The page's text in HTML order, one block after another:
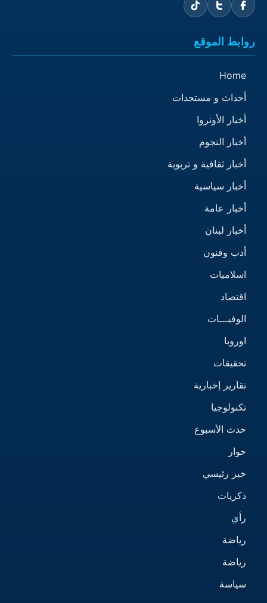
روابط الموقع
Home
أحداث و مستجدات
أخبار الأونروا
أخبار النجوم
أخبار ثقافية و تربوية
أخبار سياسية
أخبار عامة
أخبار لبنان
أدب وفنون
اسلاميات
اقتصاد
الوفيـــات
اوروبا
تحقيقات
تقارير إخبارية
تكنولوجيا
حدث الأسبوع
حوار
خبر رئيسي
ذكريات
رأي
رياضة
رياضة
سياسة